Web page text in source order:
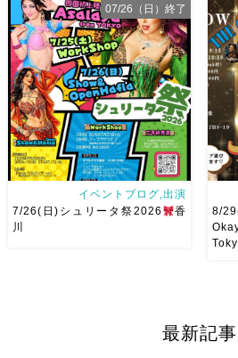
岡！The Golden Night
Okayama vol.4 本日8/1よりお
申し込みスタートです
【
Show 】 Guest DancerTixi
[…]
や
三
さ
踊
加
か
いただけることとなりました！
イベントブログ,出演
7/26(日)シュリータ祭2026
香
川
07/26（日）終了
し
8/
最新記事